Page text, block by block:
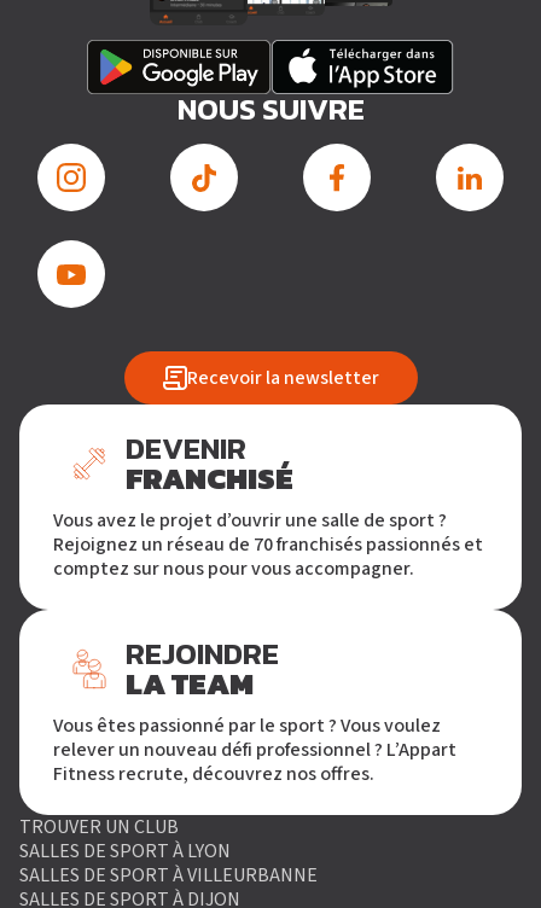
NOUS SUIVRE
Recevoir la newsletter
DEVENIR
FRANCHISÉ
Vous avez le projet d’ouvrir une salle de sport ?
Rejoignez un réseau de 70 franchisés passionnés et
comptez sur nous pour vous accompagner.
REJOINDRE
LA TEAM
Vous êtes passionné par le sport ? Vous voulez
relever un nouveau défi professionnel ? L’Appart
Fitness recrute, découvrez nos offres.
TROUVER UN CLUB
SALLES DE SPORT À LYON
SALLES DE SPORT À VILLEURBANNE
SALLES DE SPORT À DIJON